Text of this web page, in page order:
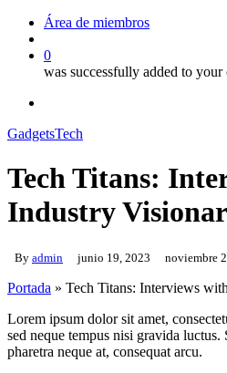
Área de miembros
0
was successfully added to your
GadgetsTech
Tech Titans:
Industry
By admin junio 19, 2023 noviembre
Portada » Tech Titans: Interviews
Lorem ipsum dolor sit amet,
sed neque tempus nisi gravida luctus.
pharetra neque at, consequat arcu.